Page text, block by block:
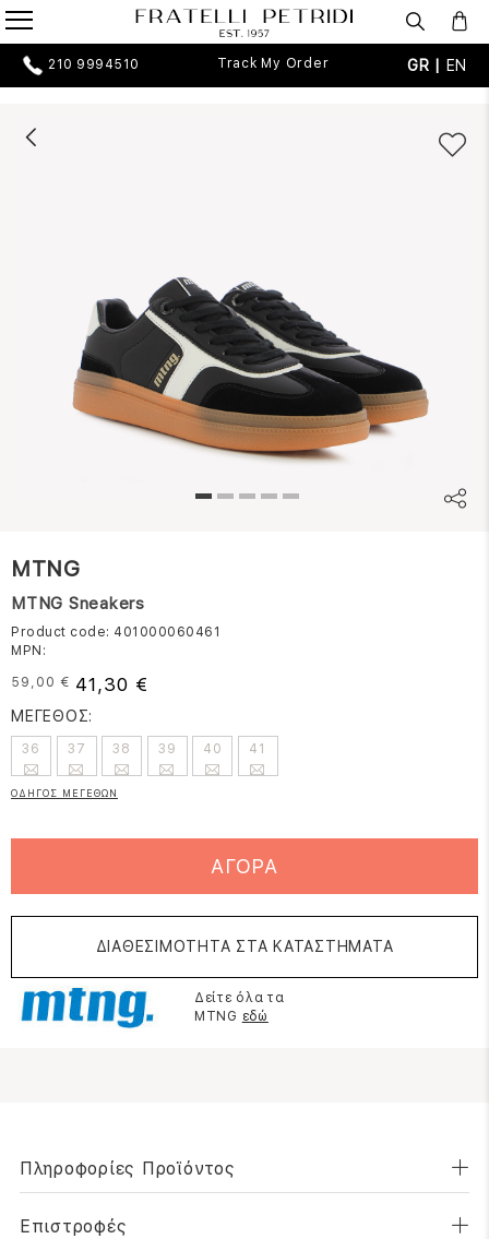
210 9994510 Track My Order GR | EN
MTNG
MTNG Sneakers
Product code: 401000060461
MPN:
59,00 € 41,30 €
ΜΕΓΕΘΟΣ:
36 37 38 39 40 41
ΟΔΗΓΟΣ ΜΕΓΕΘΩΝ
ΑΓΟΡΑ
ΔΙΑΘΕΣΙΜΟΤΗΤΑ ΣΤΑ ΚΑΤΑΣΤΗΜΑΤΑ
Δείτε όλα τα
MTNG εδώ
Πληροφορίες Προϊόντος
Επιστροφές